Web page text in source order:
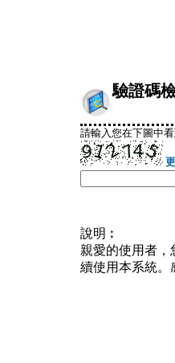
驗證碼
請輸入您在下圖中
說明︰
親愛的使用者
續使用本系統。